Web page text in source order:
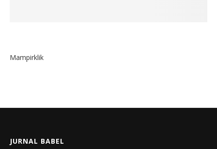
Mampirklik
JURNAL BABEL